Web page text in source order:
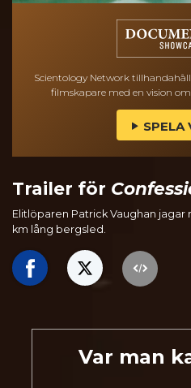
Scientology Network
filmskapare med en vision
SPELA
Trailer för
Elitlöparen Patrick Vaughan
km lång bergsled.
Var man